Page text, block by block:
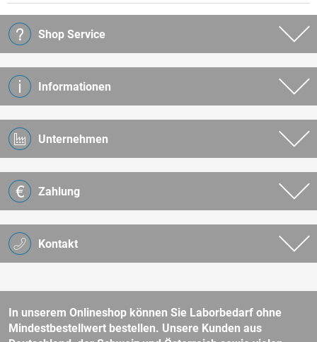
Kontakt
Shop Service
Informationen
Unternehmen
Zahlung
In unserem Onlineshop können Sie Laborbedarf ohne
Mindestbestellwert bestellen. Unsere Kunden aus